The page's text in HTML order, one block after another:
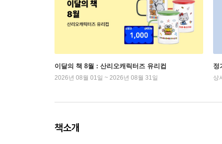
이달의 책 8월 : 산리오캐릭터즈 유리컵
2026년 08월 01일 ~ 2026년 08월 31일
정
상
책소개